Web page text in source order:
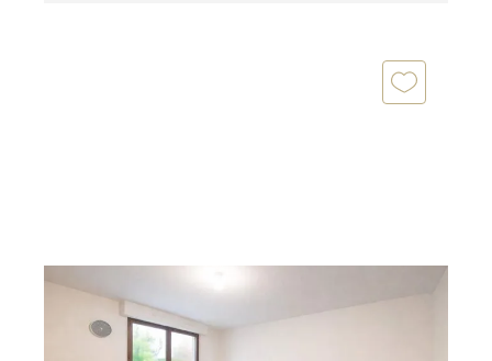
TOULOUSE 31
51,08 m2 , 2 pièces
Ref : 20311